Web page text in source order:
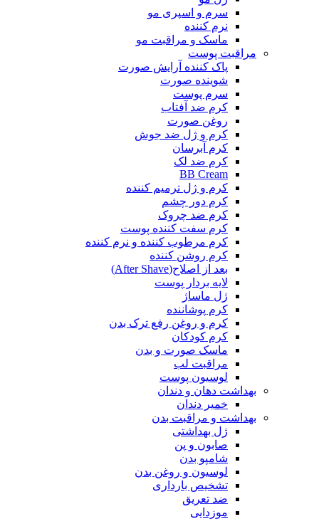
سرم و اسپری مو
نرم کننده
ماسک و مراقبت مو
مراقبت پوست
پاک کننده آرایش صورت
شوینده صورت
سرم پوست
کرم ضد آفتاب
روغن صورت
کرم و ژل ضد جوش
کرم آبرسان
کرم ضد لک
BB Cream
کرم و ژل ترمیم کننده
کرم دور چشم
کرم ضد چروک
کرم سفت کننده پوست
کرم مرطوب کننده و نرم کننده
کرم روشن کننده
بعد از اصلاح(After Shave)
لایه بردار پوست
ژل ماساژ
کرم پوشاننده
کرم و روغن رفع ترک بدن
کرم کودکان
ماسک صورت و بدن
مراقبت لب
لوسیون پوست
بهداشت دهان و دندان
خمیر دندان
بهداشت و مراقبت بدن
ژل بهداشتی
صابون و پن
شامپو بدن
لوسیون و روغن بدن
تشخیص بارداری
ضد تعریق
موزدایی